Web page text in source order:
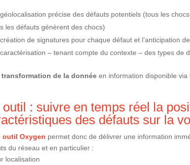
précise des défauts potentiels (tous les
les défauts génèrent des chocs)
de signatures pour chaque défaut et l’anticipation
– tenant compte du contexte – des types de
transformation de la donnée en information disponible
outil : suivre en temps réel la
des défauts sur la
outil Oxygen permet donc de délivrer une information
du réseau et en particulier :
localisation